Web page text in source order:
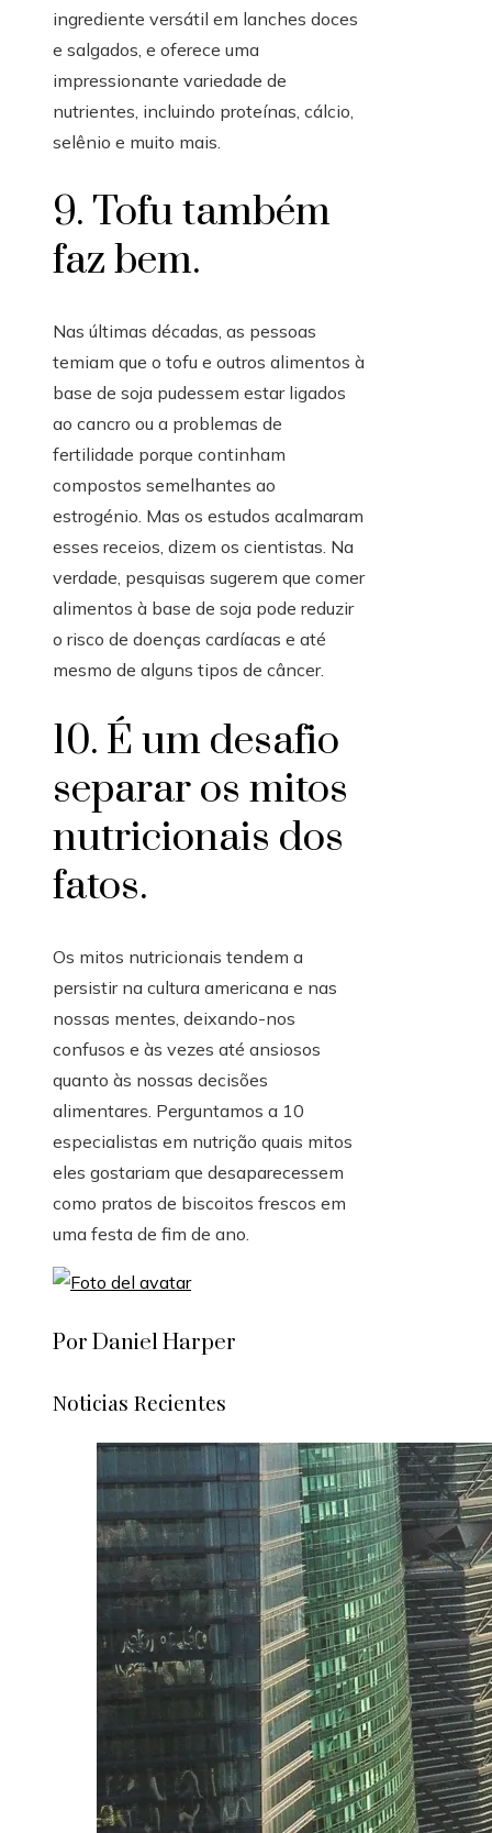
ingrediente versátil em lanches doces
e salgados, e oferece uma
impressionante variedade de
nutrientes, incluindo proteínas, cálcio,
selênio e muito mais.
9. Tofu também
faz bem.
Nas últimas décadas, as pessoas
temiam que o tofu e outros alimentos à
base de soja pudessem estar ligados
ao cancro ou a problemas de
fertilidade porque continham
compostos semelhantes ao
estrogénio. Mas os estudos acalmaram
esses receios, dizem os cientistas. Na
verdade, pesquisas sugerem que comer
alimentos à base de soja pode reduzir
o risco de doenças cardíacas e até
mesmo de alguns tipos de câncer.
10. É um desafio
separar os mitos
nutricionais dos
fatos.
Os mitos nutricionais tendem a
persistir na cultura americana e nas
nossas mentes, deixando-nos
confusos e às vezes até ansiosos
quanto às nossas decisões
alimentares. Perguntamos a 10
especialistas em nutrição quais mitos
eles gostariam que desaparecessem
como pratos de biscoitos frescos em
uma festa de fim de ano.
Por Daniel Harper
Noticias Recientes